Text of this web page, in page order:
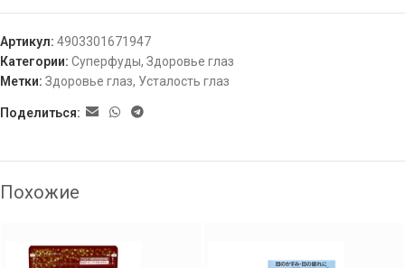
Артикул: 4903301671947
Категории: Суперфуды, Здоровье глаз
Метки: Здоровье глаз, Усталость глаз
Поделиться:
Похожие